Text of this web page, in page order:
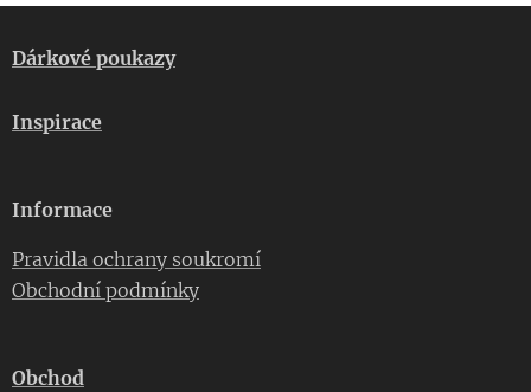
Dárkové poukazy
Inspirace
Informace
Pravidla ochrany soukromí
Obchodní podmínky
Obchod